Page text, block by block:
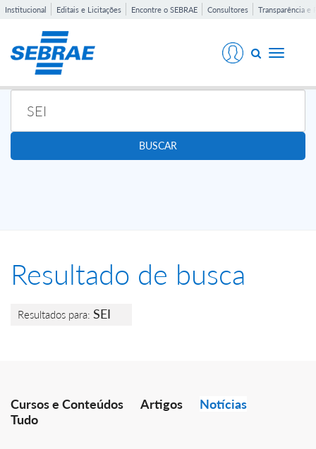
Institucional Editais e Licitações Encontre o SEBRAE Consultores Transparência e
Toggle
BUSCAR
Resultado de busca
Resultados para: SEI
Cursos e Conteúdos Artigos
Notícias
Tudo